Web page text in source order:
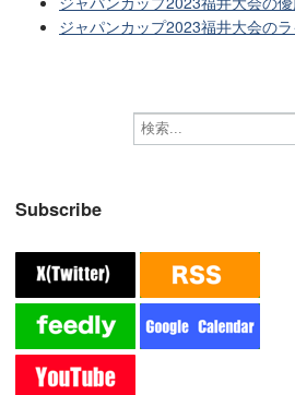
ジャパンカップ2023福井大会の
Subscribe